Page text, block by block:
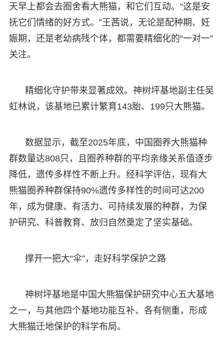
天早上都会去圈舍看大熊猫，和它们互动。“这是安
抚它们情绪的好方式。”王茜说，无论是配种期、妊
娠期，还是老幼病残个体，都需要精细化的“一对一”
关注。
精细化守护带来显著成效。神树坪基地副主任吴
虹林说，该基地已累计繁育143胎、199只大熊猫。
数据显示，截至2025年底，中国圈养大熊猫种
群数量达808只，且圈养种群的平均亲缘关系值逐步
降低，遗传多样性不断上升。经科学评估，现有大
熊猫圈养种群保持90%遗传多样性的时间可达200
年，成为健康、有活力、可持续发展的种群，为保
护研究、科普教育、放归自然奠定了坚实基础。
撑开一把大“伞”，走好科学保护之路
神树坪基地是中国大熊猫保护研究中心五大基地
之一，与其他四个基地功能互补、各有侧重，形成
大熊猫迁地保护的科学布局。